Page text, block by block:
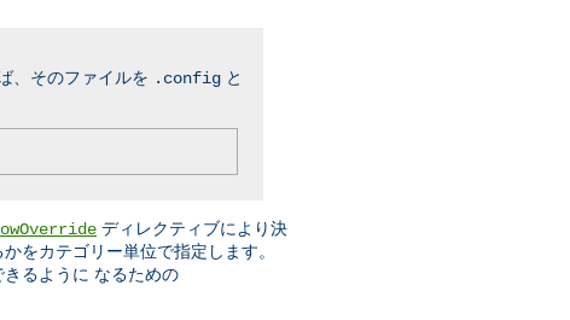
、そのファイルを .config と
ディレクティブにより決
をカテゴリー単位で指定します。
るように なるための